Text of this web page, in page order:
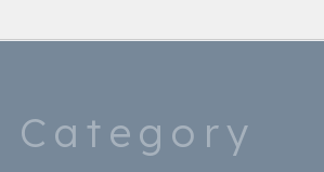
Category